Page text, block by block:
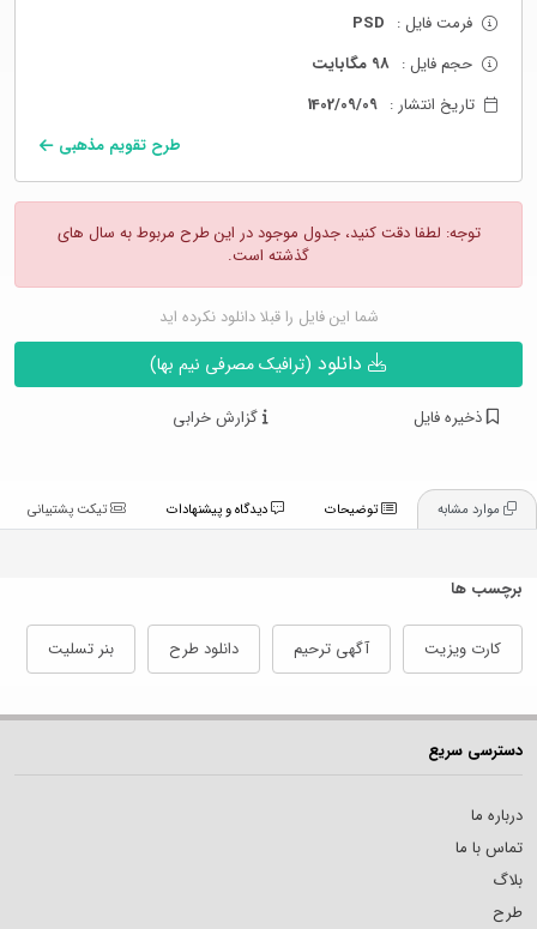
فرمت فایل : PSD
حجم فایل : 98 مگابایت
تاریخ انتشار : 1402/09/09
طرح تقویم مذهبی
توجه: لطفا دقت کنید، جدول موجود در این طرح مربوط به سال های
گذشته است.
شما این فایل را قبلا دانلود نکرده اید
(ترافیک مصرفی نیم بها)
ذخیره فایل گزارش خرابی
توضیحات تیکت پشتیبانی
برچسب ها
کارت ویزیت آگهی ترحیم دانلود طرح بنر تسلیت
دسترسی سریع
درباره ما
تماس با ما
بلاگ
طرح